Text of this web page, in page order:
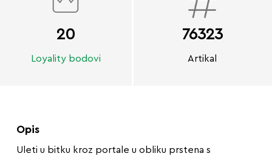
20
Loyality bodovi
76323
Artikal
Opis
Uleti u bitku kroz portale u obliku prstena s